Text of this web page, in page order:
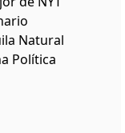
Natural
Política